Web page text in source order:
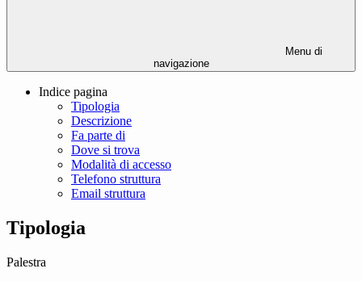
Menu di
navigazione
Indice pagina
Tipologia
Descrizione
Fa parte di
Dove si trova
Modalità di accesso
Telefono struttura
Email struttura
Tipologia
Palestra